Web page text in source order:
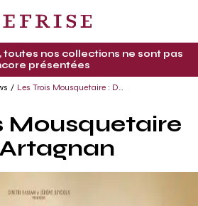
toutes nos collections ne sont pas
présentées
Les Trois Mousquetaire : D’Artagnan
Mousquetaire